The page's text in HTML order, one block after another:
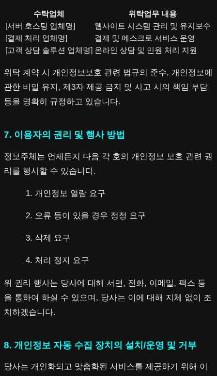
수탁업체
위탁업무 내용
[서버 호스팅 업체명]
웹사이트 시스템 관리 및 유지보수
[결제 처리 업체명]
결제 및 에스크로 서비스 운영
[고객 상담 솔루션 업체명] 온라인 상담 및 민원 처리 지원
위탁 계약 시 개인정보보호 관련 법규의 준수, 개인정보에
관한 비밀 유지, 제3자 제공 금지 및 사고 시의 책임 부담
등을 명확히 규정하고 있습니다.
7. 이용자의 권리 및 행사 방법
정보주체는 언제든지 다음 각 호의 개인정보 보호 관련 권
리를 행사할 수 있습니다.
개인정보 열람 요구
오류 등이 있을 경우 정정 요구
삭제 요구
처리 정지 요구
위 권리 행사는 당사에 대해 서면, 전화, 이메일, 팩스 등
을 통하여 하실 수 있으며, 당사는 이에 대해 지체 없이 조
치하겠습니다.
8. 개인정보 자동 수집 장치의 설치/운영 및 거부
당사는 개인화되고 맞춤화된 서비스를 제공하기 위해 이